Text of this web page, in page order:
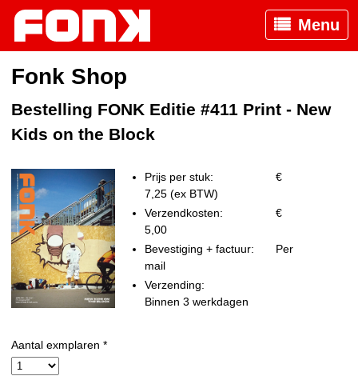
Menu
Fonk Shop
Bestelling FONK Editie #411 Print - New
Kids on the Block
Prijs per stuk:
€
7,25 (ex BTW)
Verzendkosten:
€
5,00
Bevestiging + factuur:
Per
mail
Verzending:
Binnen 3 werkdagen
Aantal exmplaren *